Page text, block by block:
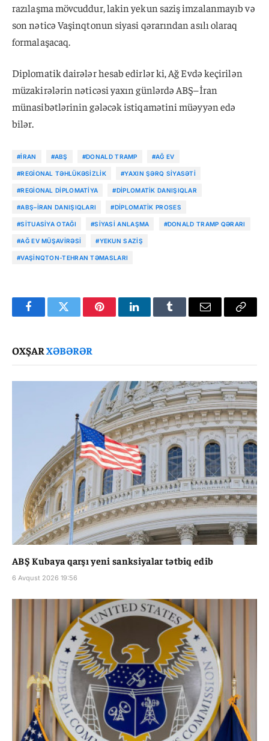
razılaşma mövcuddur, lakin yekun saziş imzalanmayıb və
son nəticə Vaşinqtonun siyasi qərarından asılı olaraq
formalaşacaq.
Diplomatik dairələr hesab edirlər ki, Ağ Evdə keçirilən
müzakirələrin nəticəsi yaxın günlərdə ABŞ–İran
münasibətlərinin gələcək istiqamətini müəyyən edə
bilər.
#İRAN #ABŞ #DONALD TRAMP #AĞ EV
#REGIONAL TƏHLÜKƏSIZLIK #YAXIN ŞƏRQ SIYASƏTI
#REGIONAL DIPLOMATIYA #DIPLOMATIK DANIŞIQLAR
#ABŞ–İRAN DANIŞIQLARI #DIPLOMATIK PROSES
#SITUASIYA OTAĞI #SIYASI ANLAŞMA #DONALD TRAMP QƏRARI
#AĞ EV MÜŞAVIRƏSI #YEKUN SAZIŞ
#VAŞINQTON-TEHRAN TƏMASLARI
FacebookTwitter PinterestLinkedInTumblr Email
Copy
OXŞARXƏBƏRƏR
ABŞ Kubaya qarşı yeni sanksiyalar tətbiq edib
6 Avqust 2026 19:56